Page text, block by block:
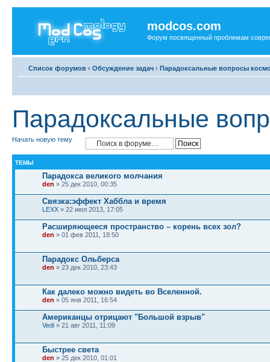
modcos.com
Форум посвященный проблемам
Список форумов ‹ Обсуждение задач ‹ Парадоксальные вопросы
Парадоксальные
Начать новую тему
ТЕМЫ
Парадокса великого молчания
den » 25 дек 2010, 00:35
Связка:эффект Хаббла и время
LEXX » 22 июл 2013, 17:05
Расширяющееся пространство – корень всех зол?
den » 01 фев 2011, 18:50
Парадокс Ольберса
den » 23 дек 2010, 23:43
Как далеко можно видеть во Вселенной.
den » 05 янв 2011, 16:54
Американцы отрицают "Большой взрыв"
Vedi » 21 авг 2011, 11:09
Быстрее света
den » 25 дек 2010, 01:01